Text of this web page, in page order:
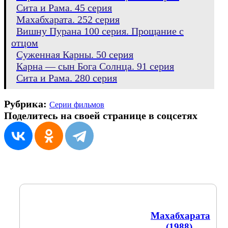
Сита и Рама. 45 серия
Махабхарата. 252 серия
Вишну Пурана 100 серия. Прощание с
отцом
Суженная Карны. 50 серия
Карна — сын Бога Солнца. 91 серия
Сита и Рама. 280 серия
Рубрика: Серии фильмов
Поделитесь на своей странице в соцсетях
Махабхарата